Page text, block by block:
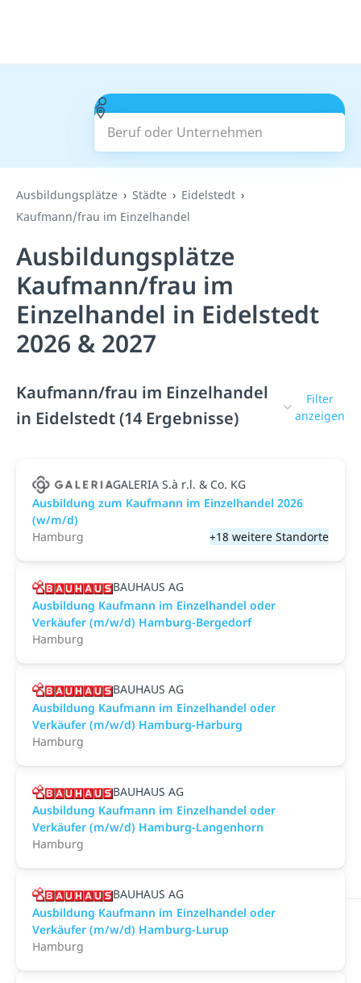
Beruf oder Unternehmen
Suchen
Ausbildungsplätze Städte
Eidelstedt
Kaufmann/frau im Einzelhandel
Ausbildungsplätze
Kaufmann/frau im
Einzelhandel in Eidelstedt
2026 & 2027
Kaufmann/frau im Einzelhandel
in Eidelstedt (14 Ergebnisse)
Filter
anzeigen
GALERIA S.à r.l. & Co. KG
Ausbildung zum Kaufmann im Einzelhandel 2026
(w/m/d)
Hamburg
+18 weitere Standorte
BAUHAUS AG
Ausbildung Kaufmann im Einzelhandel oder
Verkäufer (m/w/d) Hamburg-Bergedorf
Hamburg
BAUHAUS AG
Ausbildung Kaufmann im Einzelhandel oder
Verkäufer (m/w/d) Hamburg-Harburg
Hamburg
BAUHAUS AG
Ausbildung Kaufmann im Einzelhandel oder
Verkäufer (m/w/d) Hamburg-Langenhorn
Hamburg
BAUHAUS AG
Ausbildung Kaufmann im Einzelhandel oder
Verkäufer (m/w/d) Hamburg-Lurup
Hamburg